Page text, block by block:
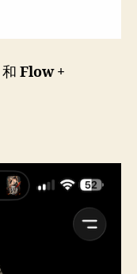
和 Flow +